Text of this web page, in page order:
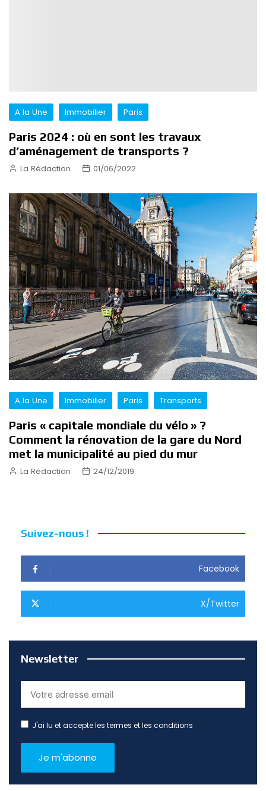
A la Une Immobilier Paris
Paris 2024 : où en sont les travaux
d’aménagement de transports ?
La Rédaction 01/06/2022
A la Une Immobilier Paris Transports
Paris « capitale mondiale du vélo » ?
Comment la rénovation de la gare du Nord
met la municipalité au pied du mur
La Rédaction 24/12/2019
Suivez-nous !
Facebook
X/Twitter
Newsletter
J'ai lu et accepte les termes et les conditions